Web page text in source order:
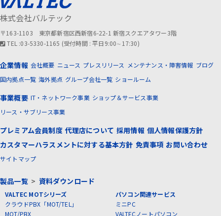
株式会社バルテック
〒163-1103 東京都新宿区西新宿6-22-1 新宿スクエアタワー3階
TEL :03-5330-1165 (受付時間 : 平日9:00∼17:30)
企業情報 会社概要 ニュース プレスリリース メンテナンス・障害情報 ブログ
国内拠点一覧 海外拠点 グループ会社一覧 ショールーム
事業概要 IT・ネットワーク事業 ショップ＆サービス事業
リース・サブリース事業
プレミアム会員制度 代理店について 採用情報 個人情報保護方針
カスタマーハラスメントに対する基本方針 免責事項 お問い合わせ
サイトマップ
製品一覧> 資料ダウンロード
VALTEC MOTシリーズ
クラウドPBX「MOT/TEL」
MOT/PBX
パソコン関連サービス
ミニPC
VALTECノートパソコン